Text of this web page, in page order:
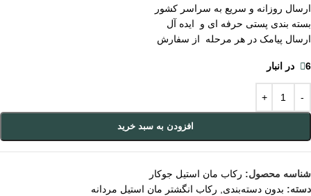
ارسال روزانه و سریع به سراسر کشور
بسته بندی پستی حرفه ای و ایده آل
ارسال پیامک در هر مرحله از سفارش
6 در انبار
افزودن به سبد خرید
شناسه محصول: رکاب مان استیل جوکار
دسته: بدون دسته‌بندی, رکاب انگشتر مان استیل مردانه